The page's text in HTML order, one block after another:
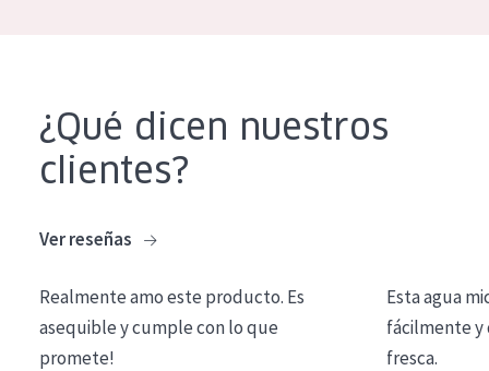
COLECCIÓN
Essentials
Expert
TIPO DE PIEL
Piel sensible
¿Qué dicen nuestros
clientes?
Ver reseñas
Realmente amo este producto. Es
asequible y cumple con lo que
promete!
Esta agua
fácilmente y
fresca.